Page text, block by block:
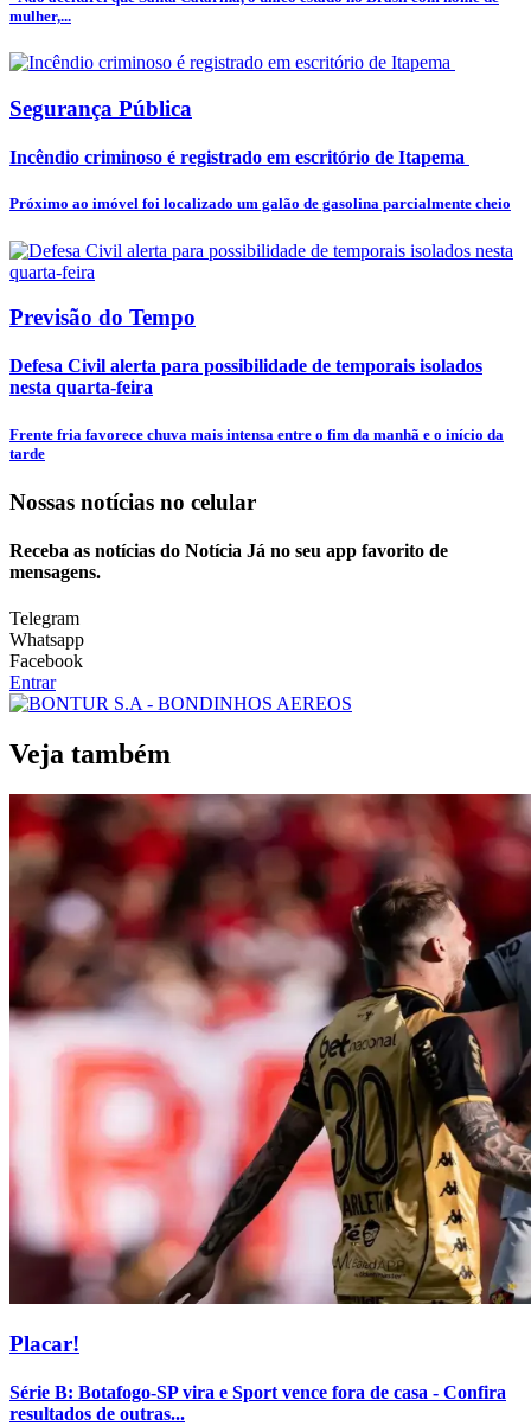
mulher,...
Segurança Pública
Incêndio criminoso é registrado em escritório de Itapema
Próximo ao imóvel foi localizado um galão de gasolina parcialmente cheio
Previsão do Tempo
Defesa Civil alerta para possibilidade de temporais isolados
nesta quarta-feira
Frente fria favorece chuva mais intensa entre o fim da manhã e o início da
tarde
Nossas notícias no celular
Receba as notícias do Notícia Já no seu app favorito de
mensagens.
Telegram
Whatsapp
Facebook
Entrar
Veja também
Placar!
Série B: Botafogo-SP vira e Sport vence fora de casa - Confira
resultados de outras...